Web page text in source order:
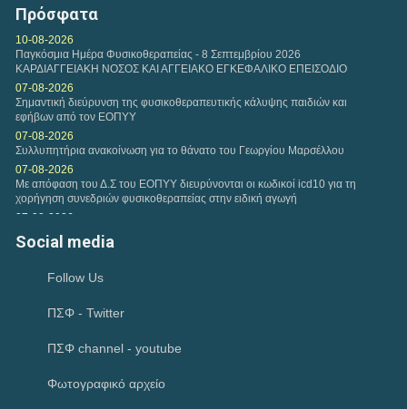
Επιστημονική Ημερίδα 4/03/2023 - Μέρος 4 - 2η
ΣΥΝΕΔΡΙΑ ΚΟΥΤΣΟΥΜΠΑ
Τετάρτη, 07 Ιουν 2023
Επιστημονική Ημερίδα 4/03/2023 - Μέρος 5 - 3η
ΣΥΝΕΔΡΙΑ
Τετάρτη, 07 Ιουν 2023
Επιστημονική Ημερίδα 4/03/2023 - Μέρος 1 ΤΕΛΕΤΗ
ΕΝΑΡΞΗΣ
Τετάρτη, 07 Ιουν 2023
ΣΥΝΕΔΡΙΑ
Τρίτη, 30 Μαϊ 2023
Webinar – Ενημέρωση για την Ψηφιακή Κάρτα
Πρόσφατα
10-08-2026
Παγκόσμια Ημέρα Φυσικοθεραπείας - 8 Σεπτεμβρίου 2026
ΚΑΡΔΙΑΓΓΕΙΑΚΗ ΝΟΣΟΣ ΚΑΙ ΑΓΓΕΙΑΚΟ ΕΓΚΕΦΑΛΙΚΟ ΕΠΕΙΣΟΔΙΟ
07-08-2026
Σημαντική διεύρυνση της φυσικοθεραπευτικής κάλυψης παιδιών και
εφήβων από τον ΕΟΠΥΥ
07-08-2026
Συλλυπητήρια ανακοίνωση για το θάνατο του Γεωργίου Μαρσέλλου
07-08-2026
Με απόφαση του Δ.Σ του ΕΟΠΥΥ διευρύνονται οι κωδικοί icd10 για τη
χορήγηση συνεδριών φυσικοθεραπείας στην ειδική αγωγή
07-08-2026
Μνημόνιο Συνεργασίας μεταξύ του Υπουργείου Ψηφιακής Διακυβέρνησης
και Τεχνητής Νοημοσύνης και του Πανελλήνιου...
Συνάντηση αντιπροσωπείας του Κ.Δ.Σ με τον Υφυπουργό Παιδείας
04-08-2026
02-08-2026
παρέμβαση και τον προσωπικό βοηθό και παρέμβαση για την...
Social media
Follow Us
ΠΣΦ - Twitter
ΠΣΦ channel - youtube
Φωτογραφικό αρχείο